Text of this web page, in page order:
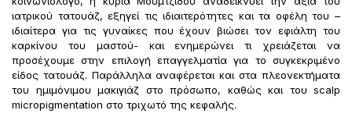
ιατρικού τατουάζ, εξηγεί τις ιδιαιτερότητες και τα οφέλη του –
ιδιαίτερα για τις γυναίκες που έχουν βιώσει τον εφιάλτη του
καρκίνου του μαστού- και ενημερώνει τι χρειάζεται να
προσέχουμε στην επιλογή επαγγελματία για το συγκεκριμένο
είδος τατουάζ. Παράλληλα αναφέρεται και στα πλεονεκτήματα
του ημιμόνιμου μακιγιάζ στο πρόσωπο, καθώς και του scalp
micropigmentation στο τριχωτό της κεφαλής.